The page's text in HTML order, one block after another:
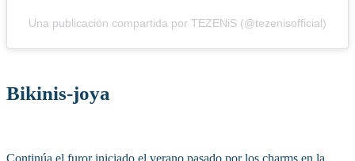
Una publicación compartida por TEZENiS (@tezenisofficial)
Bikinis-joya